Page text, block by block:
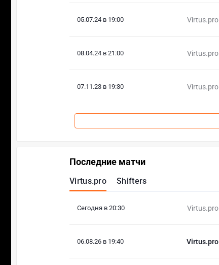
05.07.24 в 19:00 Virtus.pro
08.04.24 в 21:00 Virtus.pro
07.11.23 в 19:30 Virtus.pro
Последние матчи
Virtus.pro Shifters
Сегодня в 20:30 Virtus.pro
06.08.26 в 19:40 Virtus.pro